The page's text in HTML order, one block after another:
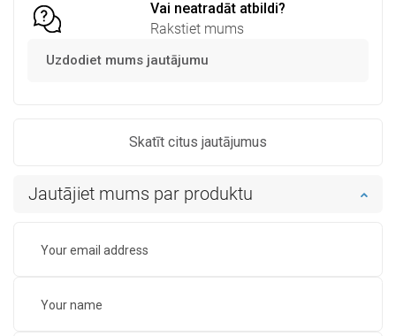
Vai neatradāt atbildi?
Rakstiet mums
Uzdodiet mums jautājumu
Skatīt citus jautājumus
Jautājiet mums par produktu